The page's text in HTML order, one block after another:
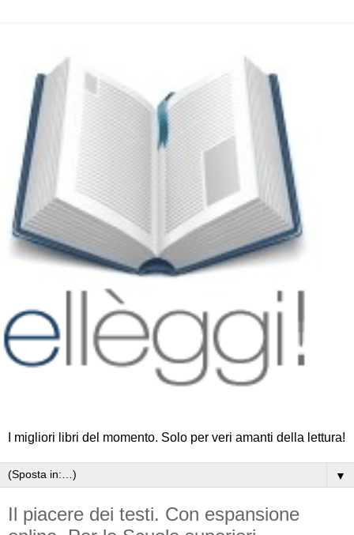
I migliori libri del momento. Solo per veri amanti della lettura!
▼
Il piacere dei testi. Con espansione